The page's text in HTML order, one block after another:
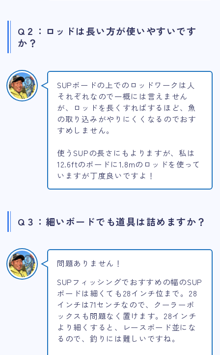
Q２：ロッドは長い方が使いやすいです
か？
SUPボードの上でのロッドワークは人
それぞれなので一概には言えません
が、ロッドを長くすればするほど、魚
の取り込みがやりにくくなるのでおす
すめしません。
使うSUPの長さにもよりますが、私は
12.6ftのボードに1.8mのロッドを使って
いますが丁度良いですよ！
Q３：細いボードでも道具は詰めますか？
問題ありません！
SUPフィッシングでおすすめの幅のSUP
ボードは細くても28インチ位まで。28
インチは71センチなので、クーラーボ
ックスも問題なく置けます。28インチ
より細くすると、レースボード並にな
るので、釣りには難しいですね。